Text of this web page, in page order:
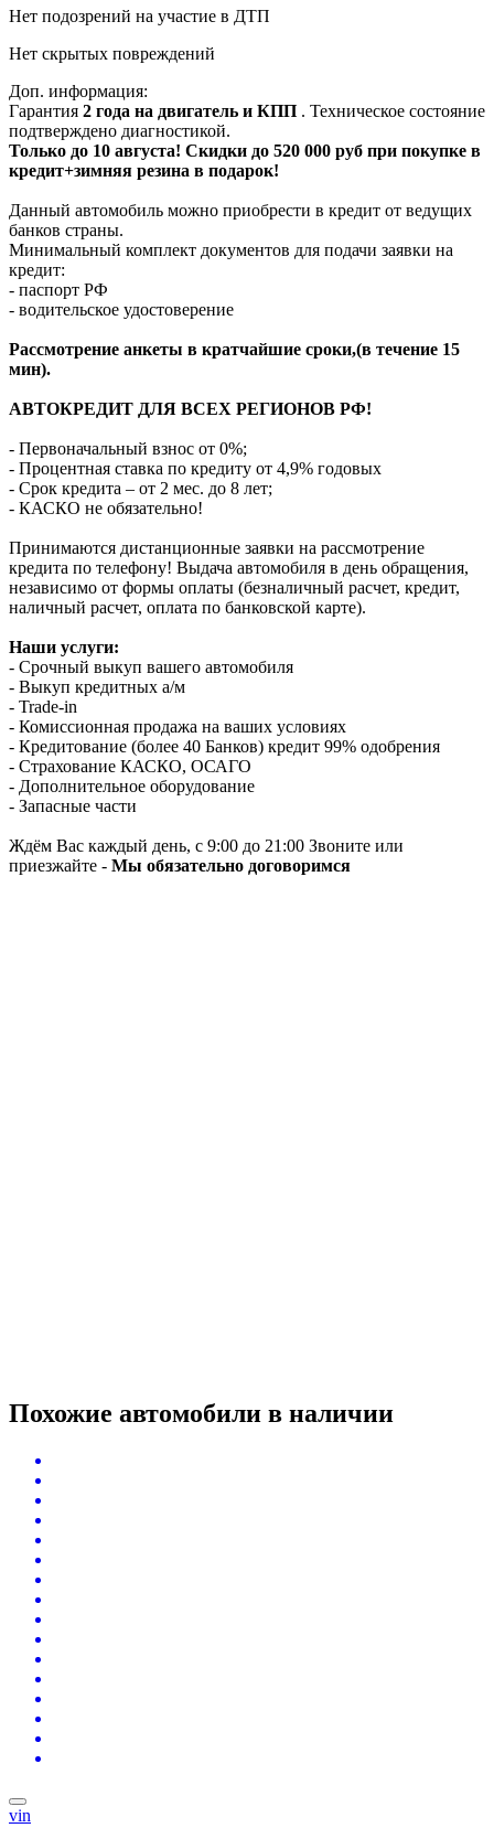
Нет подозрений на участие в ДТП
Нет скрытых повреждений
Доп. информация:
Гарантия 2 года на двигатель и КПП . Техническое состояние
подтверждено диагностикой.
Только до 10 августа! Скидки до 520 000 руб при покупке в
кредит+зимняя резина в подарок!
Данный автомобиль можно приобрести в кредит от ведущих
банков страны.
Минимальный комплект документов для подачи заявки на
кредит:
- паспорт РФ
- водительское удостоверение
Рассмотрение анкеты в кратчайшие сроки,(в течение 15
мин).
АВТОКРЕДИТ ДЛЯ ВСЕХ РЕГИОНОВ РФ!
- Первоначальный взнос от 0%;
- Процентная ставка по кредиту от 4,9% годовых
- Срок кредита – от 2 мес. до 8 лет;
- КАСКО не обязательно!
Принимаются дистанционные заявки на рассмотрение
кредита по телефону! Выдача автомобиля в день обращения,
независимо от формы оплаты (безналичный расчет, кредит,
наличный расчет, оплата по банковской карте).
Наши услуги:
- Срочный выкуп вашего автомобиля
- Выкуп кредитных а/м
- Trade-in
- Комиссионная продажа на ваших условиях
- Кредитование (более 40 Банков) кредит 99% одобрения
- Страхование КАСКО, ОСАГО
- Дополнительное оборудование
- Запасные части
Ждём Вас каждый день, с 9:00 до 21:00 Звоните или
приезжайте - Мы обязательно договоримся
Похожие автомобили в наличии
vin